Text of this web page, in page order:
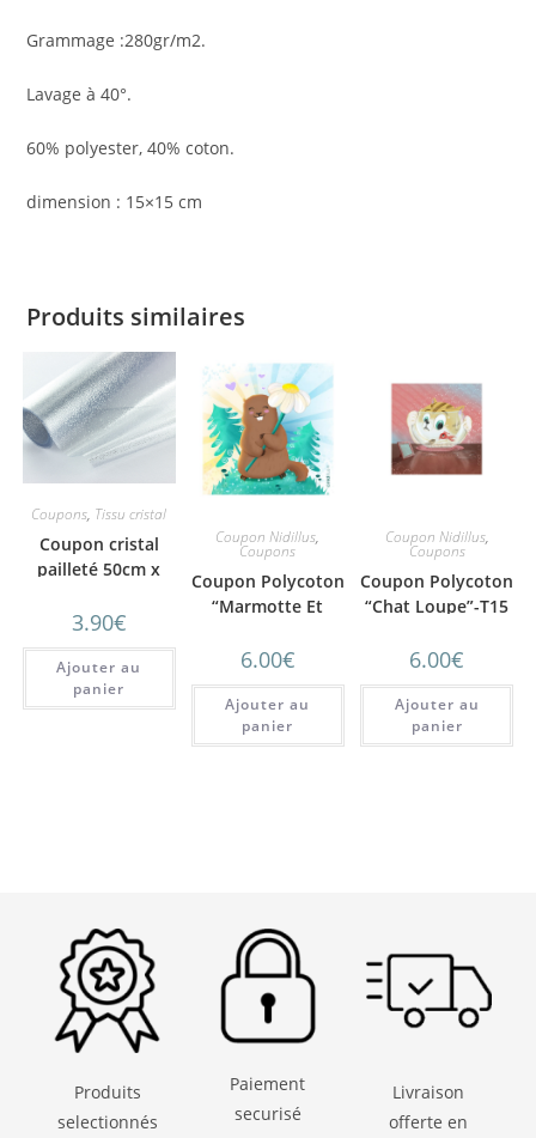
Grammage :280gr/m2.
Lavage à 40°.
60% polyester, 40% coton.
dimension : 15×15 cm
Produits similaires
Coupons, Tissu cristal
Coupon cristal
pailleté 50cm x
3.90€
Ajouter au
panier
Coupon Nidillus,
Coupons
Coupon Polycoton
“Marmotte Et
6.00€
Ajouter au
panier
Coupon Nidillus,
Coupons
Coupon Polycoton
“Chat Loupe”-T15
6.00€
Ajouter au
panier
Produits
selectionnés
Paiement
securisé
Livraison
offerte en